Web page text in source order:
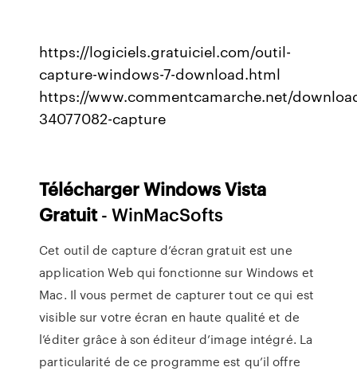
https://logiciels.gratuiciel.com/outil-
capture-windows-7-download.html
https://www.commentcamarche.net/
34077082-capture
TéléchargerWindowsVista
Gratuit- WinMacSofts
Cet outil de capture d’écran gratuit est une
application Web qui fonctionne sur Windows et
Mac. Il vous permet de capturer tout ce qui est
visible sur votre écran en haute qualité et de
l’éditer grâce à son éditeur d’image intégré. La
particularité de ce programme est qu’il offre